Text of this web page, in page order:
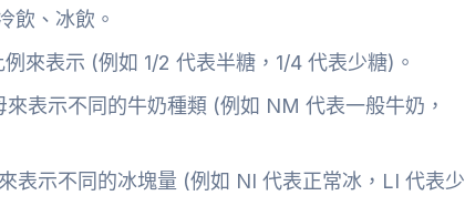
飲、冰飲。
來表示 (例如 1/2 代表半糖，1/4 代表少糖)。
表示不同的牛奶種類 (例如 NM 代表一般牛奶，
表示不同的冰塊量 (例如 NI 代表正常冰，LI 代表少